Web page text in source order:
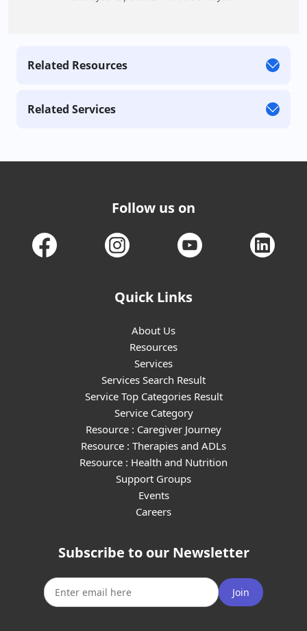
Related Resources
Related Services
Follow us on
Quick Links
About Us
Resources
Services
Services Search Result
Service Top Categories Result
Service Category
Resource : Caregiver Journey
Resource : Therapies and ADLs
Resource : Health and Nutrition
Support Groups
Events
Careers
Subscribe to our Newsletter
Join